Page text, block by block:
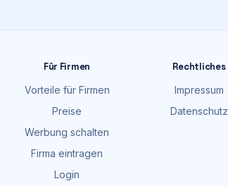
Für Firmen
Vorteile für Firmen
Preise
Werbung schalten
Firma eintragen
Login
Rechtliches
Impressum
Datenschutz